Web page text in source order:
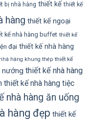
bị nhà hàng thiết kế thiết kế
hàng thiết kế ngoại
kế nhà hàng buffet thiết kế
đại thiết kế nhà hàng
hàng khung thép thiết kế
nướng thiết kế nhà hàng
thiết kế nhà hàng tiệc
nhà hàng ăn uống
hàng đẹp thiết kế